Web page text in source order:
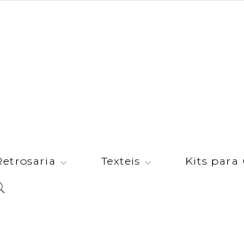
Texteis
Kits para